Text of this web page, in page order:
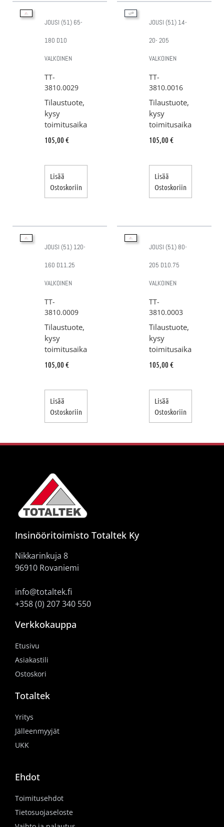
JOUSI (51) 65-
180 D10
VALKOINEN
TT-
3810.0029
Tilaustuote,
kysy
toimitusaika
105,00 €
Lisää
Ostoskoriin
JOUSI (51) 14-
20- 205
VALKOINEN
TT-
3810.0016
Tilaustuote,
kysy
toimitusaika
105,00 €
Lisää
Ostoskoriin
JOUSI (51) 120-
160 D11.25
VALKOINEN
TT-
3810.0009
Tilaustuote,
kysy
toimitusaika
105,00 €
Lisää
Ostoskoriin
JOUSI (51) 80-
205 D10.75
VALKOINEN
TT-
3810.0003
Tilaustuote,
kysy
toimitusaika
105,00 €
Lisää
Ostoskoriin
Insinööritoimisto Totaltek Ky
Nikkarinkuja 8
96910 Rovaniemi
info@totaltek.fi
+358 (0) 207 340 550
Verkkokauppa
Etusivu
Asiakastili
Ostoskori
Totaltek
Yritys
Jälleenmyyjät
UKK
Ehdot
Toimitusehdot
Tietosuojaseloste